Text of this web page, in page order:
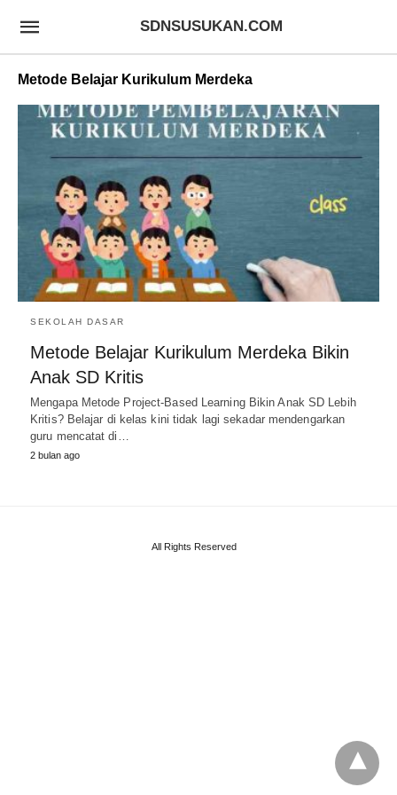
SDNSUSUKAN.COM
Metode Belajar Kurikulum Merdeka
SEKOLAH DASAR
Metode Belajar Kurikulum Merdeka Bikin
Anak SD Kritis
Mengapa Metode Project-Based Learning Bikin Anak SD Lebih
Kritis? Belajar di kelas kini tidak lagi sekadar mendengarkan
guru mencatat di…
2 bulan ago
All Rights Reserved